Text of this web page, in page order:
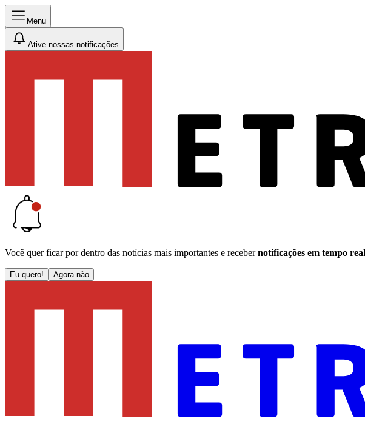
Menu
Ative nossas notificações
Você quer ficar por dentro das notícias mais importantes e receber notificações em tempo
Eu quero! Agora não